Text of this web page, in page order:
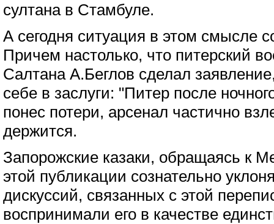
султана в Стамбуле.
А сегодня ситуация в этом смысле
Причем настолько, что питерский
Салтана А.Беглов сделал
себе в заслуги: "Питер после
понес потери, арсенал частично
держится.
Запорожские казаки, обращаясь к
этой публикации сознательно
дискуссий, связанных с этой
воспринимали его в качестве